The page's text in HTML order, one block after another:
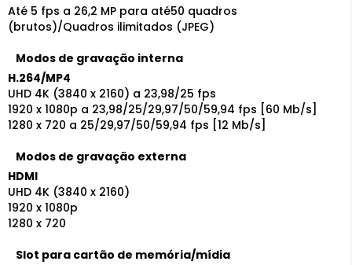
Até 5 fps a 26,2 MP para até50 quadros
(brutos)/Quadros ilimitados (JPEG)
Modos de gravação interna
H.264/MP4
UHD 4K (3840 x 2160) a 23,98/25 fps
1920 x 1080p a 23,98/25/29,97/50/59,94 fps [60 Mb/s]
1280 x 720 a 25/29,97/50/59,94 fps [12 Mb/s]
Modos de gravação externa
HDMI
UHD 4K (3840 x 2160)
1920 x 1080p
1280 x 720
Slot para cartão de memória/mídia